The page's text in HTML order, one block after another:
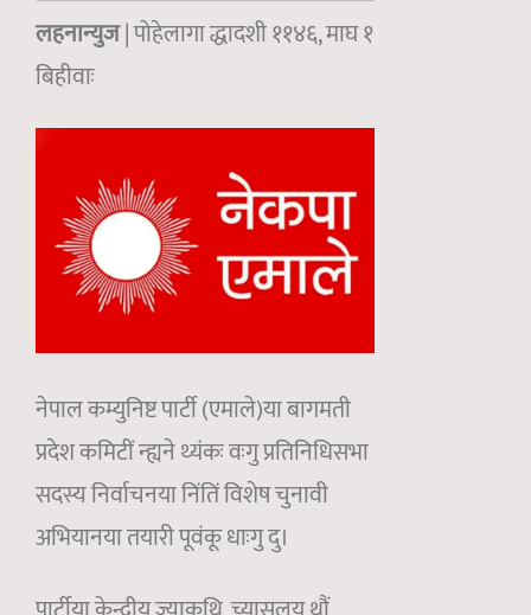
लहनान्युज| पोहेलागा द्धादशी ११४६, माघ १
बिहीवाः
नेपाल कम्युनिष्ट पार्टी (एमाले)या बागमती
प्रदेश कमिटीं न्ह्यने थ्यंकः वःगु प्रतिनिधिसभा
सदस्य निर्वाचनया निंतिं विशेष चुनावी
अभियानया तयारी पूवंकू धाःगु दु।